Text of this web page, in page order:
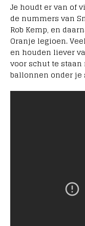
Je houdt er van of
de nummers van
Rob Kemp, en
Oranje legioen.
en houden liever
voor schut te
ballonnen onder je